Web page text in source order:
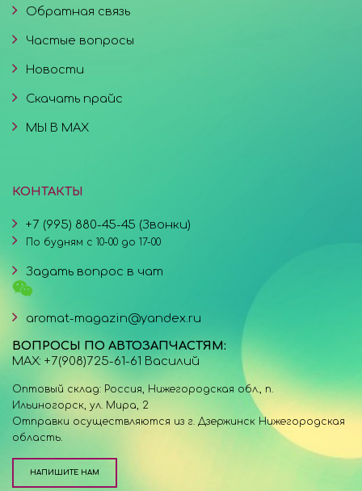
Обратная связь
Частые вопросы
Новости
Скачать прайс
МЫ В MAX
КОНТАКТЫ
+7 (995) 880-45-45 (Звонки)
По будням с 10-00 до 17-00
Задать вопрос в чат
aromat-magazin@yandex.ru
ВОПРОСЫ ПО АВТОЗАПЧАСТЯМ:
MAX: +7(908)725-61-61 Василий
Оптовый склад: Россия, Нижегородская обл., п.
Ильиногорск, ул. Мира, 2
Отправки осуществляются из г. Дзержинск Нижегородская
область.
НАПИШИТЕ НАМ